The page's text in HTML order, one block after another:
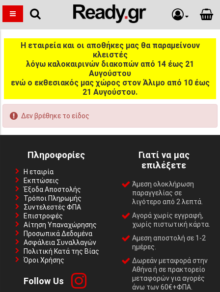
Η εταιρεία και οι αποθήκες μας θα παραμείνουν
κλειστές
λόγω καλοκαιρινών διακοπών από 14 έως 21
Αυγούστου
ενώ ο εκθεσιακός μας χώρος στον Άλιμο από 10 έως
21 Αυγούστου.
Δεν βρέθηκε το είδος
Πληροφορίες
Η εταιρία
Εκπτώσεις
Έξοδα Αποστολής
Τρόποι Πληρωμής
Συντελεστές ΦΠΑ
Επιστροφές
Αίτηση Υπαναχώρησης
Προσωπικά Δεδομένα
Ασφάλεια Συναλλαγών
Πολιτική Κατά της Βίας
Όροι Χρήσης
Follow Us
Γιατί να μας
επιλέξετε
Άμεση ολοκλήρωση
παραγγελίας σε
λιγότερο από 2 λεπτά.
Αγορά χωρίς εγγραφή,
χωρίς πιστωτική κάρτα.
Αμεση αποστολή σε 1-2
ημέρες.
Δωρεάν μεταφορά στην
Αθήνα ή σε πρακτορείο
μεταφορών για αγορές
άνω των 60€+ΦΠΑ.